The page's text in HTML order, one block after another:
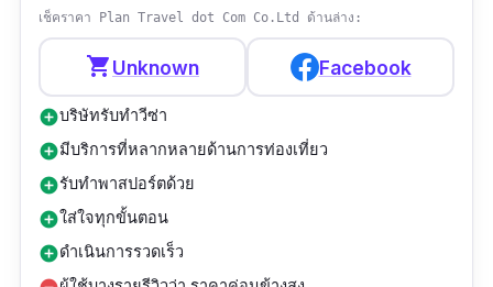
รีวิว : “บริการดีมากค่ะ เจ้าหน้าที่เชี่ยวชาญใน
การกรอกแบบฟอร์มขอวีซ่า สามารถให้คำเเนะนำ
ว่าเราควรกรอกข้อมูลเเบบไหน(เจ้าหน้าที่กรอก
แบบฟอร์มให้) แถมยังตอบทุกคำถามที่เรามีถามได้
ทุกครั้ง ก่อนวันสัมภาษณ์มีนัดเจอซ้อมสัมภาษณ์
ก่อนด้วย ช่วยลดความประหม่าในวันสัมภาษณ์
จริง”
เช็คราคา Plan Travel dot Com Co.Ltd ด้านล่าง:
shopping_cartUnknown Facebook
add_circleบริษัทรับทําวีซ่า
add_circleมีบริการที่หลากหลายด้านการท่องเที่ยว
add_circleรับทำพาสปอร์ตด้วย
add_circleใส่ใจทุกขั้นตอน
add_circleดำเนินการรวดเร็ว